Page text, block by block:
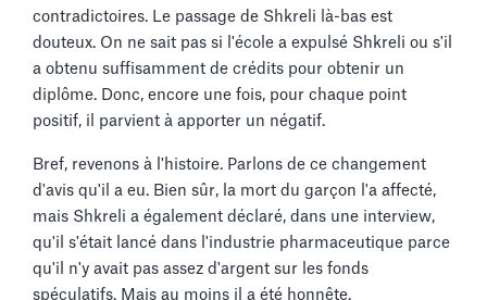
contradictoires. Le passage de Shkreli là-bas est
douteux. On ne sait pas si l'école a expulsé Shkreli ou s'il
a obtenu suffisamment de crédits pour obtenir un
diplôme. Donc, encore une fois, pour chaque point
positif, il parvient à apporter un négatif.
Bref, revenons à l'histoire. Parlons de ce changement
d'avis qu'il a eu. Bien sûr, la mort du garçon l'a affecté,
mais Shkreli a également déclaré, dans une interview,
qu'il s'était lancé dans l'industrie pharmaceutique parce
qu'il n'y avait pas assez d'argent sur les fonds
spéculatifs. Mais au moins il a été honnête.